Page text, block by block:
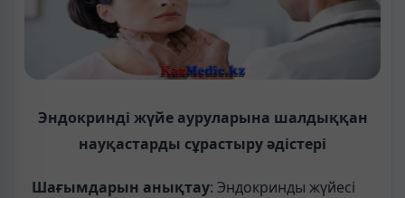
Эндокринді жүйе ауруларына шалдыққан
науқастарды сұрастыру әдістері
Шағымдарын анықтау: Эндокринды жүйесі